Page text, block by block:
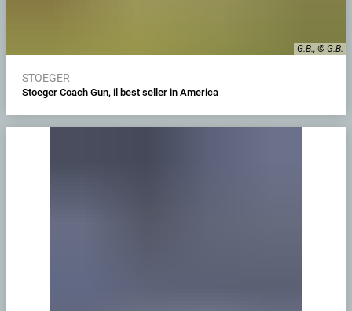
G.B., © G.B.
STOEGER
Stoeger Coach Gun, il best seller in America